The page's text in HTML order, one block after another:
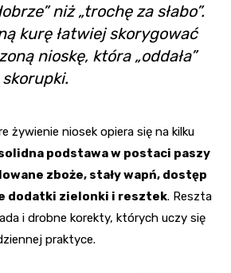
niż „trochę za słabo”.
kurę łatwiej skorygować
nioskę, która „oddała”
żywienie niosek opiera się na kilku
podstawa w postaci paszy
zboże, stały wapń, dostęp
dodatki zielonki i resztek. Reszta
i drobne korekty, których uczy się
praktyce.